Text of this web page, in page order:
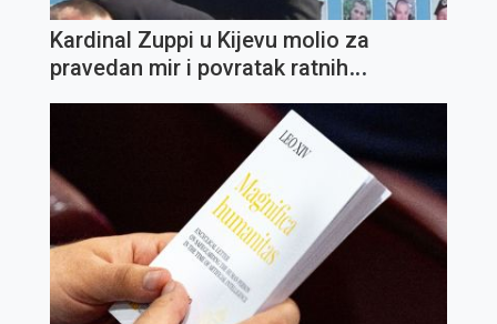
Kardinal Zuppi u Kijevu molio za
pravedan mir i povratak ratnih